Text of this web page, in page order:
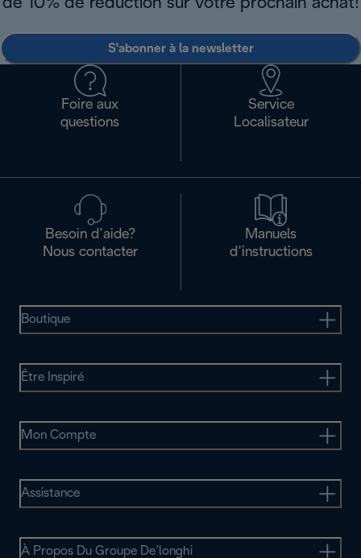
de 10% de réduction sur votre prochain achat!
S'abonner à la newsletter
Foire aux
questions
Service
Localisateur
Besoin d’aide?
Nous contacter
Manuels
d’instructions
Boutique
Être Inspiré
Mon Compte
Assistance
À Propos Du Groupe De’longhi